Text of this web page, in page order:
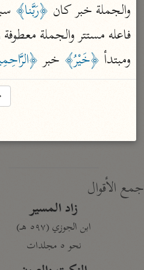
نحو ١٩ مجلدًا
الجامع لأحكام القرآن
القرطبي (٦٧١ هـ)
نحو ٢٤ مجلدًا
جمع الأقوال
زاد المسير
ابن الجوزي (٥٩٧ هـ)
نحو ٥ مجلدات
والجملة خبر كان ﴿رَبَّنا﴾
فاعله مستتر والجملة معطوفة
ومبتدأ ﴿خَيْرُ﴾ خبر